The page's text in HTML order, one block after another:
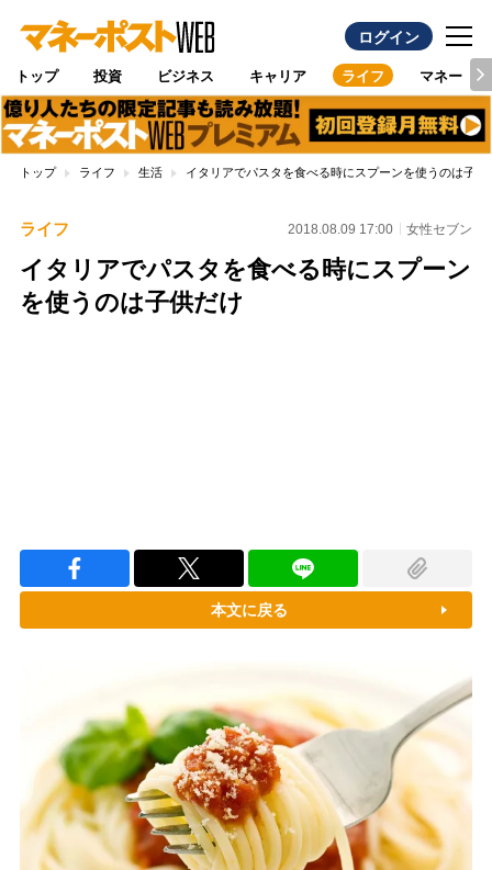
ログイン
トップ 投資 ビジネス キャリア ライフ マネー
トップ ライフ 生活 イタリアでパスタを食べる時にスプーンを使うのは子供
ライフ 2018.08.09 17:00 女性セブン
イタリアでパスタを食べる時にスプーン
を使うのは子供だけ
本文に戻る